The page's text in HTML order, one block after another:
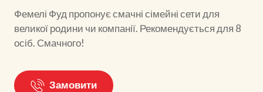
Фемелі Фуд пропонує смачні сімейні сети для
великої родини чи компанії. Рекомендується для 8
осіб. Смачного!
Замовити